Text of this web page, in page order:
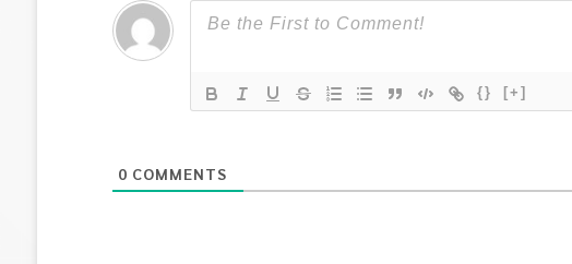
{} [+]
0 COMMENTS